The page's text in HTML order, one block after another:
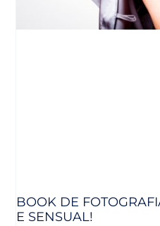
BOOK DE
E SENSUAL!